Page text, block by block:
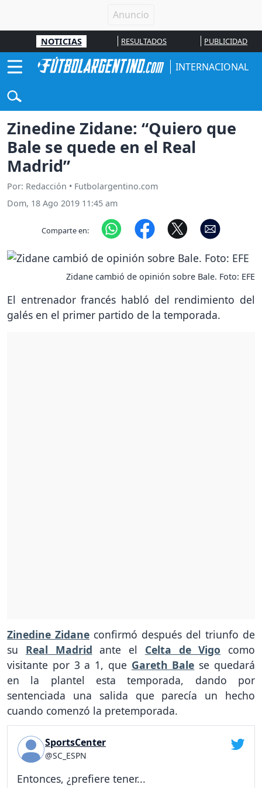
NOTICIAS RESULTADOS PUBLICIDAD
INTERNACIONAL
Zinedine Zidane: “Quiero que
Bale se quede en el Real
Madrid”
Por: Redacción • Futbolargentino.com
Dom, 18 Ago 2019 11:45 am
Comparte en:
Zidane cambió de opinión sobre Bale. Foto: EFE
El entrenador francés habló del rendimiento del
galés en el primer partido de la temporada.
Zinedine Zidane confirmó después del triunfo de
su Real Madrid ante el Celta de Vigo como
visitante por 3 a 1, que Gareth Bale se quedará
en la plantel esta temporada, dando por
sentenciada una salida que parecía un hecho
cuando comenzó la pretemporada.
SportsCenter
@SC_ESPN
Entonces, ¿prefiere tener...